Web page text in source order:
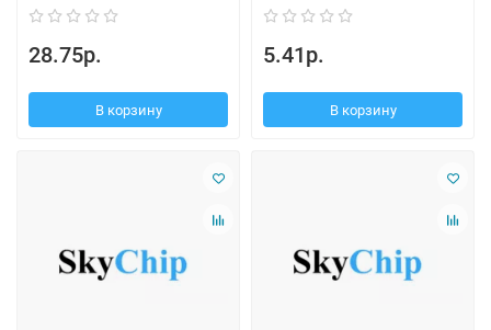
28.75р.
В корзину
5.41р.
В корзину